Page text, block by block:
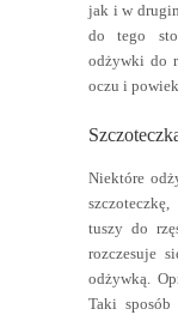
jak i w
do tego
odżywki do
oczu i
Niektóre
tuszy do
rozczesuje
odżywką.
Taki